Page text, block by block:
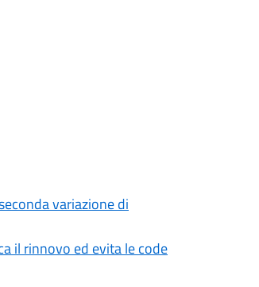
variazione di
il rinnovo ed evita le code